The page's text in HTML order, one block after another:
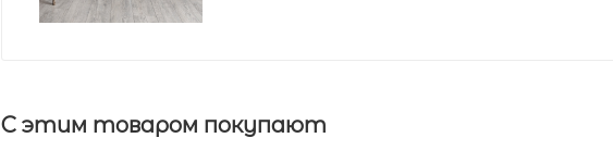
С этим товаром покупают